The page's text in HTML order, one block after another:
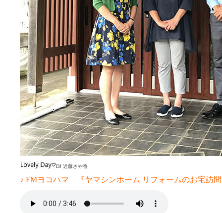
DJ 近藤さや香
♪ FMヨコハマ 『ヤマシンホーム リフォームのお宅訪